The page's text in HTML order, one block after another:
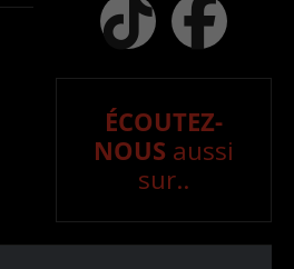
ÉCOUTEZ-
NOUS aussi
sur..